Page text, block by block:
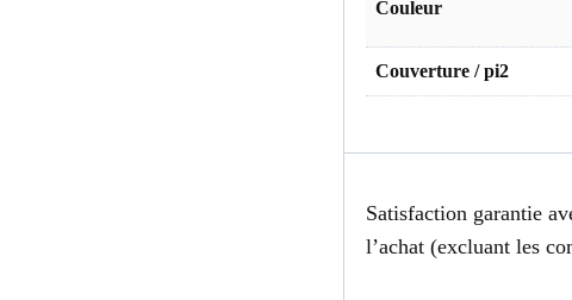
Couleur
Couverture / pi2
Satisfaction garantie
l’achat (excluant les